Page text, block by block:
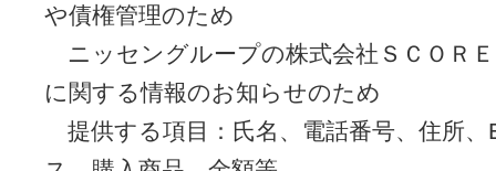
や債権管理のため
ニッセングループの株式会社ＳＣＯＲ
に関する情報のお知らせのため
提供する項目：氏名、電話番号、住所、